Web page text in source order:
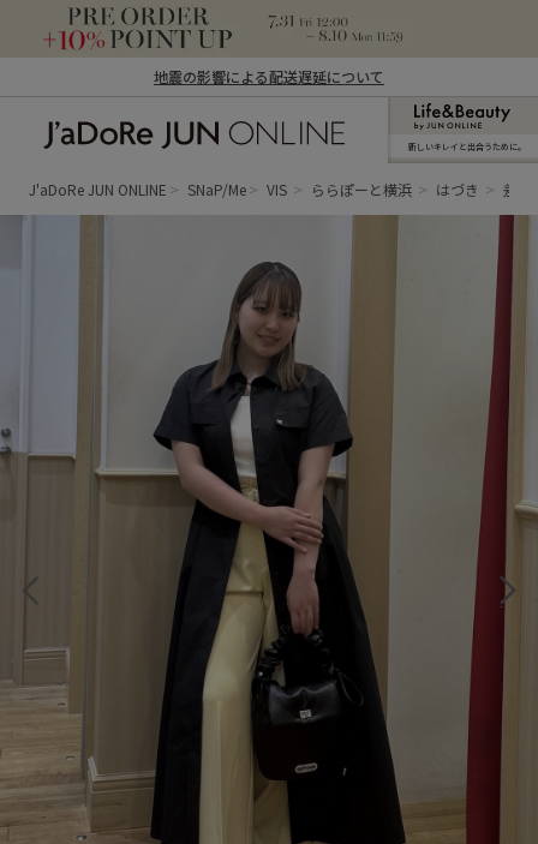
地震の影響による配送遅延について
ン オンライン）
新しいキレイと出合うために。
J'aDoRe JUN ONLINE SNaP/Me VIS ららぽーと横浜 はづき 差し